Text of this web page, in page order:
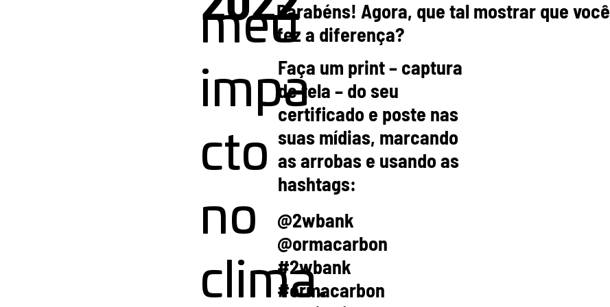
meu
impa
cto
no
clima.
Parabéns! Agora, que tal mostrar que você
fez a diferença?
Faça um print – captura
de tela – do seu
certificado e poste nas
suas mídias, marcando
as arrobas e usando as
hashtags:
@2wbank
@ormacarbon
#2wbank
#ormacarbon